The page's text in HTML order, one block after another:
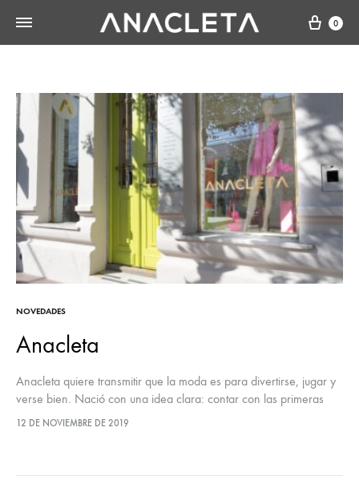
Cart
0
NOVEDADES
Anacleta
Anacleta quiere transmitir que la moda es para divertirse, jugar y
verse bien. Nació con una idea clara: contar con las primeras
marcas nacionales en un mismo local. Hace 43…
12 DE NOVIEMBRE DE 2019